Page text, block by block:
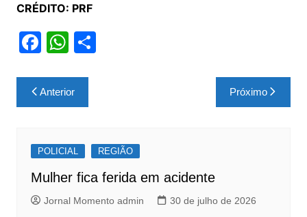
CRÉDITO: PRF
F
c
e
o
o
k
W
at
s
p
p
S
Navegação
de
Anterior Próximo
POLICIAL REGIÃO
Mulher fica ferida em acidente
Jornal Momento admin 30 de julho de 2026